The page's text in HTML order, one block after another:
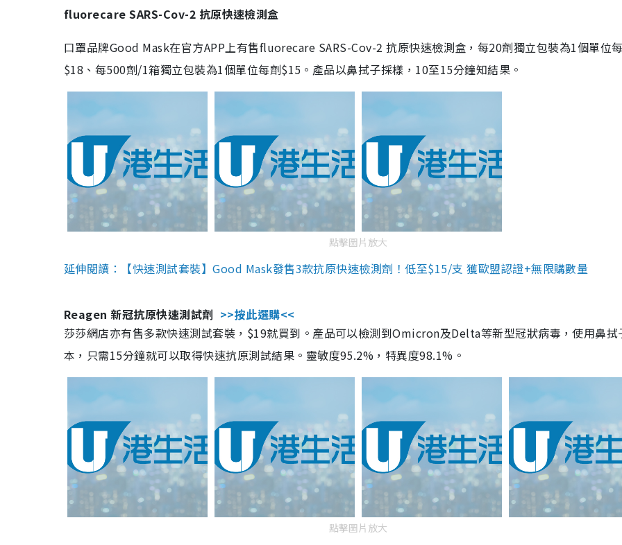
fluorecare SARS-Cov-2 抗原快速檢測盒
口罩品牌Good Mask在官方APP上有售fluorecare SARS-Cov-2 抗原快速檢測盒，每20劑獨立包裝為1個單位
$18、每500劑/1箱獨立包裝為1個單位每劑$15。產品以鼻拭子採樣，10至15分鐘知結果。
點擊圖片放大
延伸閱讀：【快速測試套裝】Good Mask發售3款抗原快速檢測劑！低至$15/支 獲歐盟認證+無限購數量
Reagen 新冠抗原快速測試劑 >>按此選購<<
莎莎網店亦有售多款快速測試套裝，$19就買到。產品可以檢測到Omicron及Delta等新型冠狀病毒，使用鼻拭
本，只需15分鐘就可以取得快速抗原測試結果。靈敏度95.2%，特異度98.1%。
點擊圖片放大